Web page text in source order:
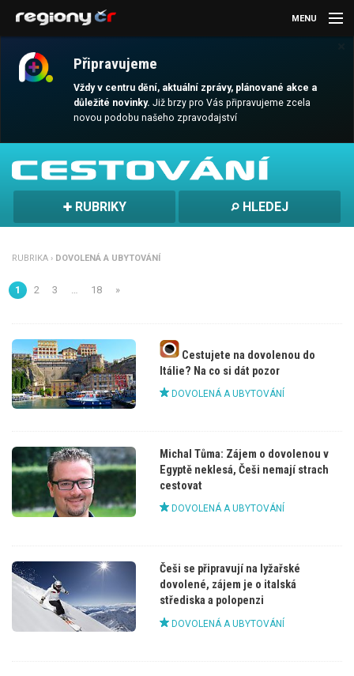
Připravujeme
Vždy v centru dění, aktuální zprávy, plánované akce a
důležité novinky.Již brzy pro Vás připravujeme zcela
novou podobu našeho zpravodajství
MENU
AKTUALITY
MAGAZÍN
DALŠÍ
REGION
RUBRIKY HLEDEJ
RUBRIKA › DOVOLENÁ A UBYTOVÁNÍ
1 2 3 18 »
Cestujete na dovolenou do
Itálie? Na co si dát pozor
DOVOLENÁ A UBYTOVÁNÍ
Michal Tůma: Zájem o dovolenou v
Egyptě neklesá, Češi nemají strach
cestovat
DOVOLENÁ A UBYTOVÁNÍ
Češi se připravují na lyžařské
dovolené, zájem je o italská
střediska a polopenzi
DOVOLENÁ A UBYTOVÁNÍ